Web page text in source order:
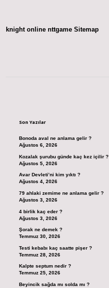
knight online nttgame Sitemap
Son Yazılar
Bonoda aval ne anlama gelir ?
Ağustos 6, 2026
Kozalak şurubu günde kaç kez içilir ?
Ağustos 5, 2026
Avar Devleti’ni kim yıktı ?
Ağustos 4, 2026
79 ahlaki zemime ne anlama gelir ?
Ağustos 3, 2026
4 birlik kaç eder ?
Ağustos 3, 2026
Şorak ne demek ?
Temmuz 30, 2026
Testi kebabı kaç saatte pişer ?
Temmuz 28, 2026
Kalpte septum nedir ?
Temmuz 25, 2026
Beyincik sağda mı solda mı ?